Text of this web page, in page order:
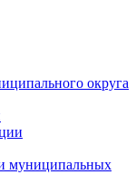
округа
муниципальных